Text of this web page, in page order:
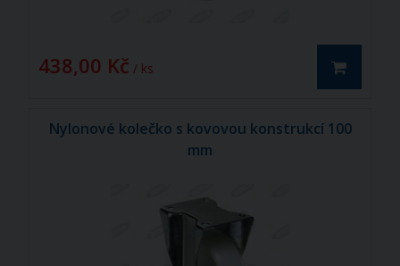
438,00 Kč / ks
Nylonové kolečko s kovovou konstrukcí 100
mm